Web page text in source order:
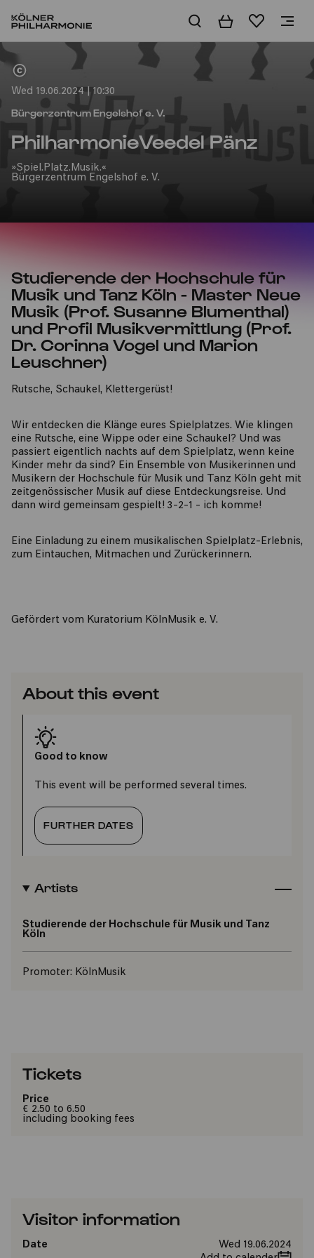
BasketWishlist
Wed 19.06.2024 | 10:30
Bürgerzentrum Engelshof e. V.
PhilharmonieVeedel Pänz
»Spiel.Platz.Musik.«
Bürgerzentrum Engelshof e. V.
Studierende der Hochschule für
Musik und Tanz Köln - Master Neue
Musik (Prof. Susanne Blumenthal)
und Profil Musikvermittlung (Prof.
Dr. Corinna Vogel und Marion
Leuschner)
Rutsche, Schaukel, Klettergerüst!
Wir entdecken die Klänge eures Spielplatzes. Wie klingen
eine Rutsche, eine Wippe oder eine Schaukel? Und was
passiert eigentlich nachts auf dem Spielplatz, wenn keine
Kinder mehr da sind? Ein Ensemble von Musikerinnen und
Musikern der Hochschule für Musik und Tanz Köln geht mit
zeitgenössischer Musik auf diese Entdeckungsreise. Und
dann wird gemeinsam gespielt! 3-2-1 - ich komme!
Eine Einladung zu einem musikalischen Spielplatz-Erlebnis,
zum Eintauchen, Mitmachen und Zurückerinnern.
Gefördert vom Kuratorium KölnMusik e. V.
About this event
Good to know
This event will be performed several times.
FURTHER DATES
Artists
Studierende der Hochschule für Musik und Tanz
Köln
Promoter: KölnMusik
Tickets
Price
€ 2.50 to 6.50
including booking fees
Visitor information
Date
Wed 19.06.2024